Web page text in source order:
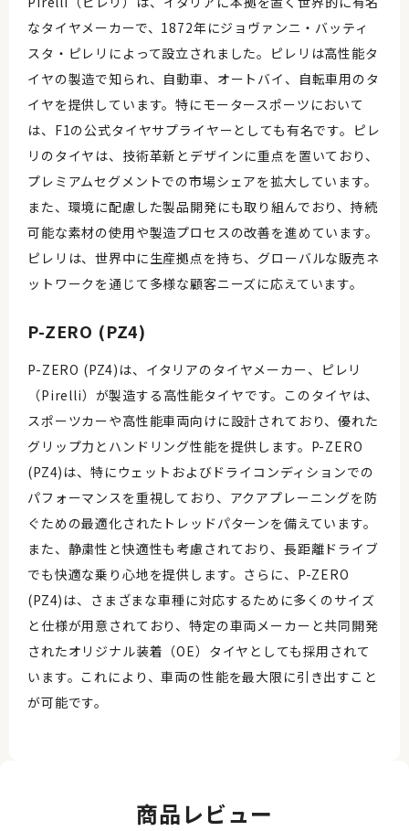
なタイヤメーカーで、1872年にジョヴァンニ・バッティ
スタ・ピレリによって設立されました。ピレリは高性能タ
イヤの製造で知られ、自動車、オートバイ、自転車用のタ
イヤを提供しています。特にモータースポーツにおいて
は、F1の公式タイヤサプライヤーとしても有名です。ピレ
リのタイヤは、技術革新とデザインに重点を置いており、
プレミアムセグメントでの市場シェアを拡大しています。
また、環境に配慮した製品開発にも取り組んでおり、持続
可能な素材の使用や製造プロセスの改善を進めています。
ピレリは、世界中に生産拠点を持ち、グローバルな販売ネ
ットワークを通じて多様な顧客ニーズに応えています。
P-ZERO (PZ4)
P-ZERO (PZ4)は、イタリアのタイヤメーカー、ピレリ
（Pirelli）が製造する高性能タイヤです。このタイヤは、
スポーツカーや高性能車両向けに設計されており、優れた
グリップ力とハンドリング性能を提供します。P-ZERO
(PZ4)は、特にウェットおよびドライコンディションでの
パフォーマンスを重視しており、アクアプレーニングを防
ぐための最適化されたトレッドパターンを備えています。
また、静粛性と快適性も考慮されており、長距離ドライブ
でも快適な乗り心地を提供します。さらに、P-ZERO
(PZ4)は、さまざまな車種に対応するために多くのサイズ
と仕様が用意されており、特定の車両メーカーと共同開発
されたオリジナル装着（OE）タイヤとしても採用されて
います。これにより、車両の性能を最大限に引き出すこと
が可能です。
商品レビュー